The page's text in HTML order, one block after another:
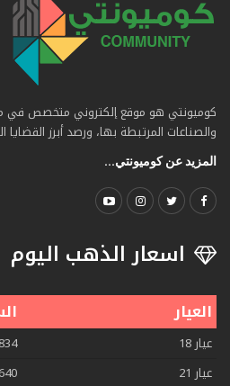
كوميونتي هو موقع إلكتروني متخصص في
والصناعات المرتبطة بها، ورصد أبرز
المزيد عن كوميونتي...
اسعار الذهب اليوم
العيار
عيار 18
4834
عيار 21
5640